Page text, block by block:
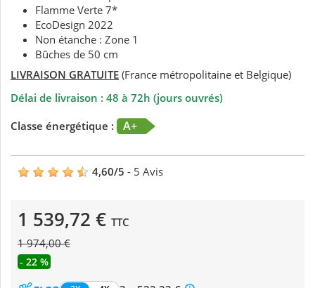
Flamme Verte 7*
EcoDesign 2022
Non étanche : Zone 1
Bûches de 50 cm
LIVRAISON GRATUITE (France métropolitaine et Belgique)
Délai de livraison : 48 à 72h (jours ouvrés)
Classe énergétique :
A+
4,60/5 - 5 Avis
1 539,72 € TTC
1 974,00 €
- 22 %